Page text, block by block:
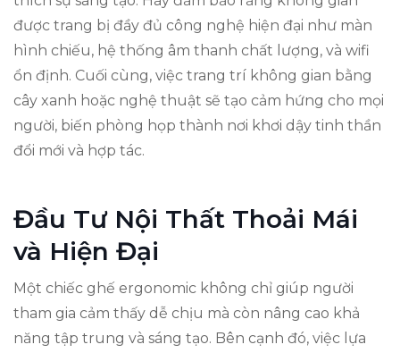
được trang bị đầy đủ công nghệ hiện đại như màn
hình chiếu, hệ thống âm thanh chất lượng, và wifi
ổn định. Cuối cùng, việc trang trí không gian bằng
cây xanh hoặc nghệ thuật sẽ tạo cảm hứng cho mọi
người, biến phòng họp thành nơi khơi dậy tinh thần
đổi mới và hợp tác.
Đầu Tư Nội Thất Thoải Mái
và Hiện Đại
Một chiếc ghế ergonomic không chỉ giúp người
tham gia cảm thấy dễ chịu mà còn nâng cao khả
năng tập trung và sáng tạo. Bên cạnh đó, việc lựa